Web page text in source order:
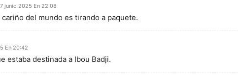
junio 2025 En 22:08
del mundo es tirando a paquete.
En 20:42
estaba destinada a Ibou Badji.